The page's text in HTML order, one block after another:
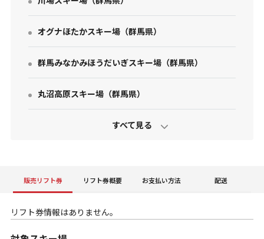
お問い合わせ
オグナほたかスキー場（群馬県）
群馬みなかみほうだいぎスキー場（群馬県）
丸沼高原スキー場（群馬県）
ホワイトワールド尾瀬岩鞍（群馬県
販売リフト券 リフト券概要 お支払い方法 配送
リフト券情報はありません。